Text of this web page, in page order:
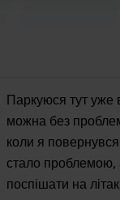
Паркуюся тут уже
можна без
коли я
стало проблемою,
поспішати на